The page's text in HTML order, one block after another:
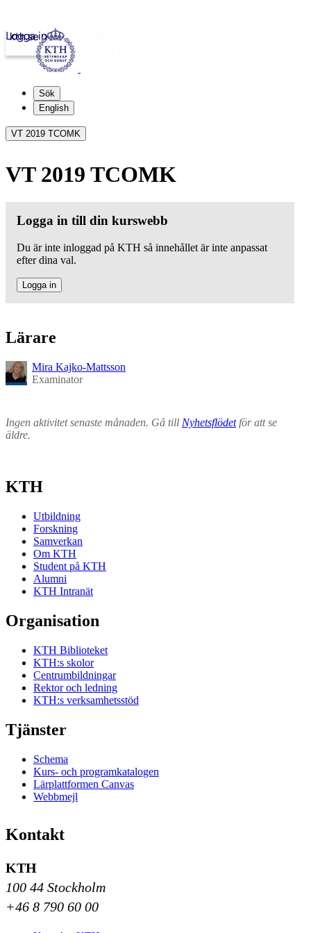
kth.se
Logga in
Sök
English
VT 2019 TCOMK
VT 2019 TCOMK
Logga in till din kurswebb
Du är inte inloggad på KTH så innehållet är inte anpassat
efter dina val.
Logga in
Lärare
Mira Kajko-Mattsson
Examinator
Ingen aktivitet senaste månaden. Gå till Nyhetsflödetför att se
äldre.
KTH
Utbildning
Forskning
Samverkan
Om KTH
Student på KTH
Alumni
KTH Intranät
Organisation
KTH Biblioteket
KTH:s skolor
Centrumbildningar
Rektor och ledning
KTH:s verksamhetsstöd
Tjänster
Schema
Kurs- och programkatalogen
Lärplattformen Canvas
Webbmejl
Kontakt
KTH
100 44 Stockholm
+46 8 790 60 00